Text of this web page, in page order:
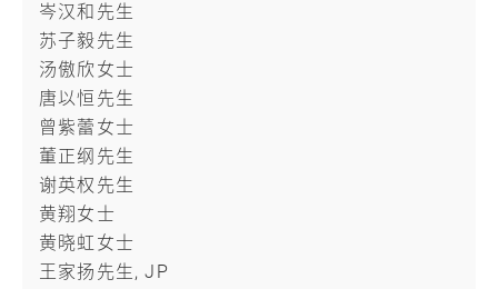
岑汉和先生
苏子毅先生
汤傲欣女士
唐以恒先生
曾紫蕾女士
董正纲先生
谢英权先生
黄翔女士
黄晓虹女士
王家扬先生, JP